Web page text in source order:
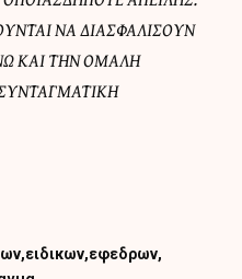
ΝΑ ΔΙΑΣΦΑΛΙΣΟΥΝ
ΚΑΙ ΤΗΝ ΟΜΑΛΗ
ειδικων εφεδρων